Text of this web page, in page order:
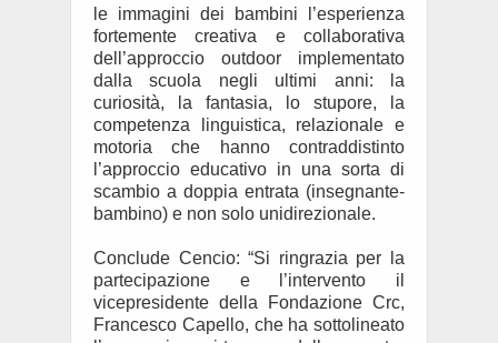
le immagini dei bambini l’esperienza
fortemente creativa e collaborativa
dell’approccio outdoor implementato
dalla scuola negli ultimi anni: la
curiosità, la fantasia, lo stupore, la
competenza linguistica, relazionale e
motoria che hanno contraddistinto
l’approccio educativo in una sorta di
scambio a doppia entrata (insegnante-
bambino) e non solo unidirezionale.
Conclude Cencio: “Si ringrazia per la
partecipazione e l’intervento il
vicepresidente della Fondazione Crc,
Francesco Capello, che ha sottolineato